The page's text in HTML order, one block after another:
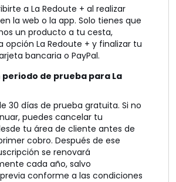
a La Redoute + al realizar
la web o la app. Solo tienes que
un producto a tu cesta,
opción La Redoute + y finalizar tu
bancaria o PayPal.
periodo de prueba para La
30 días de prueba gratuita. Si no
puedes cancelar tu
tu área de cliente antes de
cobro. Después de ese
se renovará
cada año, salvo
conforme a las condiciones